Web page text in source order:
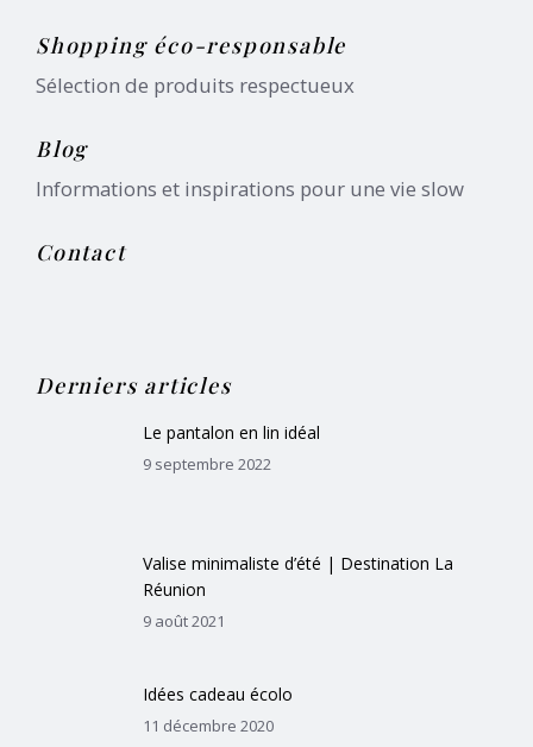
Shopping éco-responsable
Sélection de produits respectueux
Blog
Informations et inspirations pour une vie slow
Contact
Derniers articles
Le pantalon en lin idéal
9 septembre 2022
Valise minimaliste d’été | Destination La
Réunion
9 août 2021
Idées cadeau écolo
11 décembre 2020